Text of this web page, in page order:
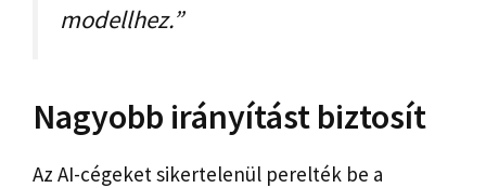
modellhez.”
Nagyobb irányítást biztosít
Az AI-cégeket sikertelenül perelték be a